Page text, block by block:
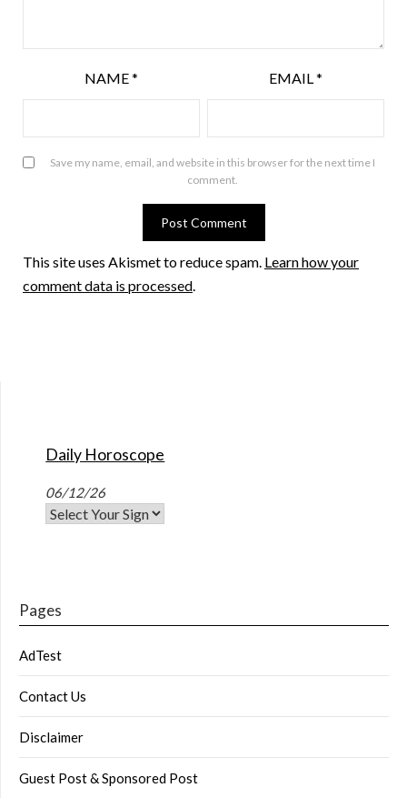
NAME* EMAIL*
Save my name, email, and website in this browser for the next time I
comment.
This site uses Akismet to reduce spam. Learn how your
comment data is processed.
Daily Horoscope
06/12/26
Pages
AdTest
Contact Us
Disclaimer
Guest Post & Sponsored Post